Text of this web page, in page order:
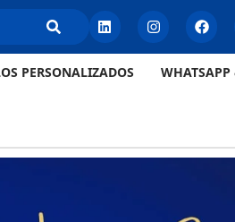
PERSONALIZADOS
WHATSAPP